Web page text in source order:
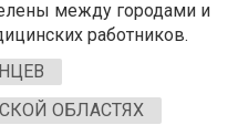
между городами и
работников.
ОБЛАСТЯХ